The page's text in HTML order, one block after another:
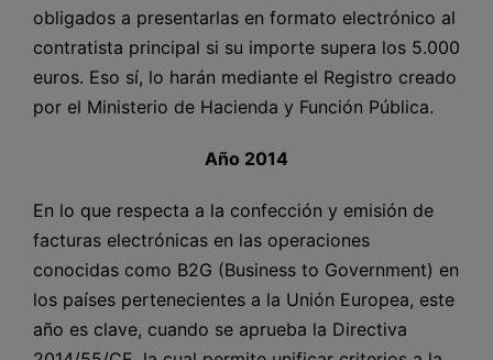
obligados a presentarlas en formato electrónico al
contratista principal si su importe supera los 5.000
euros. Eso sí, lo harán mediante el Registro creado
por el Ministerio de Hacienda y Función Pública.
Año 2014
En lo que respecta a la confección y emisión de
facturas electrónicas en las operaciones
conocidas como B2G (Business to Government) en
los países pertenecientes a la Unión Europea, este
año es clave, cuando se aprueba la Directiva